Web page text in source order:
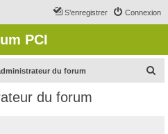
Connexion
S’enregistrer
PCI
du forum
du forum